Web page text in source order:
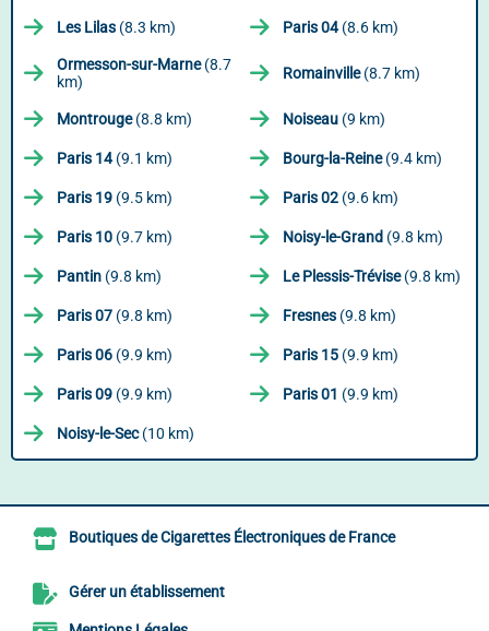
Les Lilas (8.3 km) Paris 04(8.6 km)
Ormesson-sur-Marne(8.7
km)
Romainville(8.7 km)
Montrouge(8.8 km) Noiseau (9 km)
Paris 14(9.1 km) Bourg-la-Reine(9.4 km)
Paris 19 (9.5 km) Paris 02 (9.6 km)
Paris 10 (9.7 km) Noisy-le-Grand (9.8 km)
Pantin (9.8 km) Le Plessis-Trévise(9.8 km)
Paris 07 (9.8 km) Fresnes (9.8 km)
Paris 06 (9.9 km) Paris 15 (9.9 km)
Paris 09 (9.9 km) Paris 01 (9.9 km)
Noisy-le-Sec(10 km)
Boutiques de Cigarettes Électroniques de France
Gérer un établissement